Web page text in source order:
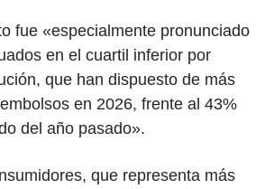
fue «especialmente pronunciado
en el cuartil inferior por
que han dispuesto de más
en 2026, frente al 43%
del año pasado».
que representa más